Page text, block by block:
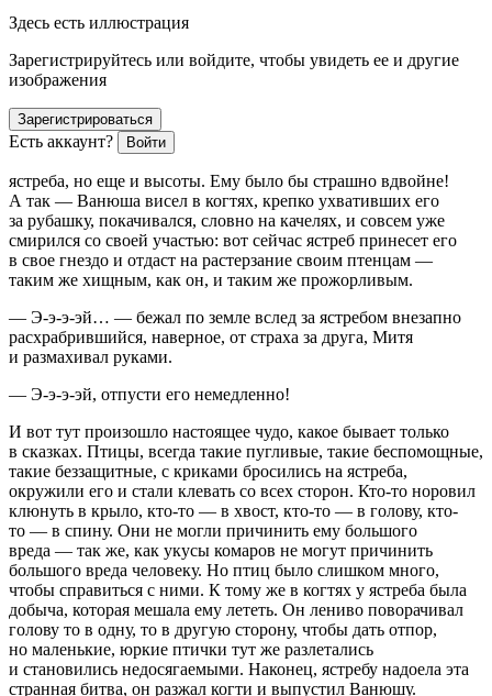
Здесь есть иллюстрация
Зарегистрируйтесь или войдите, чтобы увидеть ее и другие
изображения
Зарегистрироваться
Есть аккаунт? Войти
ястреба, но еще и высоты. Ему было бы страшно вдвойне!
А так — Ванюша висел в когтях, крепко ухвативших его
за рубашку, покачивался, словно на качелях, и совсем уже
смирился со своей участью: вот сейчас ястреб принесет его
в свое гнездо и отдаст на растерзание своим птенцам —
таким же хищным, как он, и таким же прожорливым.
— Э-э-э-эй… — бежал по земле вслед за ястребом внезапно
расхрабрившийся, наверное, от страха за друга, Митя
и размахивал руками.
— Э-э-э-эй, отпусти его немедленно!
И вот тут произошло настоящее чудо, какое бывает только
в сказках. Птицы, всегда такие пугливые, такие беспомощные,
такие беззащитные, с криками бросились на ястреба,
окружили его и стали клевать со всех сторон. Кто-то норовил
клюнуть в крыло, кто-то — в хвост, кто-то — в голову, кто-
то — в спину. Они не могли причинить ему большого
вреда — так же, как укусы комаров не могут причинить
большого вреда человеку. Но птиц было слишком много,
чтобы справиться с ними. К тому же в когтях у ястреба была
добыча, которая мешала ему лететь. Он лениво поворачивал
голову то в одну, то в другую сторону, чтобы дать отпор,
но маленькие, юркие птички тут же разлетались
и становились недосягаемыми. Наконец, ястребу надоела эта
странная битва, он разжал когти и выпустил Ванюшу.